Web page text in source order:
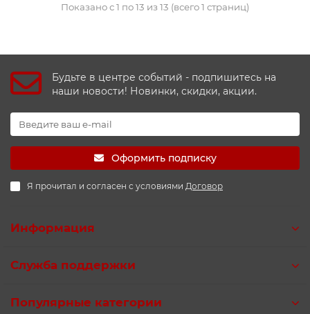
Показано с 1 по 13 из 13 (всего 1 страниц)
Будьте в центре событий - подпишитесь на
наши новости! Новинки, скидки, акции.
Оформить подписку
Я прочитал и согласен с условиями Договор
Информация
Служба поддержки
Популярные категории